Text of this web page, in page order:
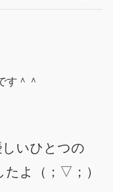
す＾＾
いひとつの
たよ（；▽；）